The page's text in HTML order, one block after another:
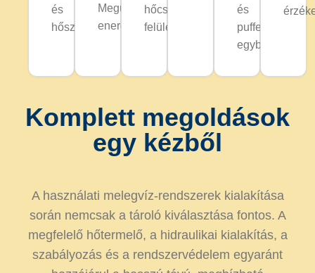
és
hőszivattyúkhoz
Megújuló
energiaforrásokhoz
hőcserélő-
felülettel
és
puffertárolás
egyben
Komplett megoldások
egy kézből
A használati melegvíz-rendszerek kialakítása
során nemcsak a tároló kiválasztása fontos. A
megfelelő hőtermelő, a hidraulikai kialakítás, a
szabályozás és a rendszervédelem egyaránt